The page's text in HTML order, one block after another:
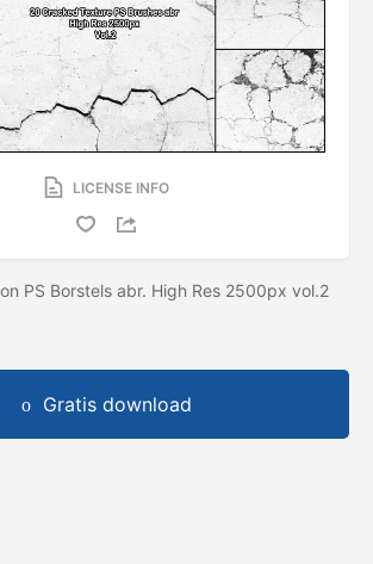
LICENSE INFO
PS Borstels abr. High Res 2500px vol.2
Gratis download